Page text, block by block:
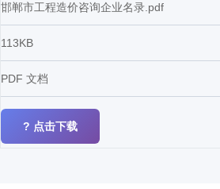
邯郸市工程造价咨询企业名录.pdf
113KB
PDF 文档
? 点击下载